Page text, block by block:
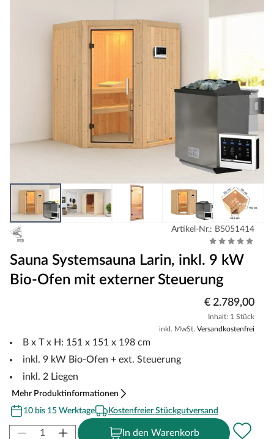
Artikel-Nr.: B5051414
Sauna Systemsauna Larin, inkl. 9 kW
Bio-Ofen mit externer Steuerung
€ 2.789,00
Inhalt: 1 Stück
inkl. MwSt. Versandkostenfrei
B x T x H: 151 x 151 x 198 cm
inkl. 9 kW Bio-Ofen + ext. Steuerung
inkl. 2 Liegen
Mehr Produktinformationen
10 bis 15 Werktage
Kostenfreier Stückgutversand
In den Warenkorb